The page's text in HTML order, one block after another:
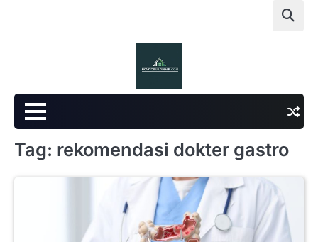
Tag: rekomendasi dokter gastro